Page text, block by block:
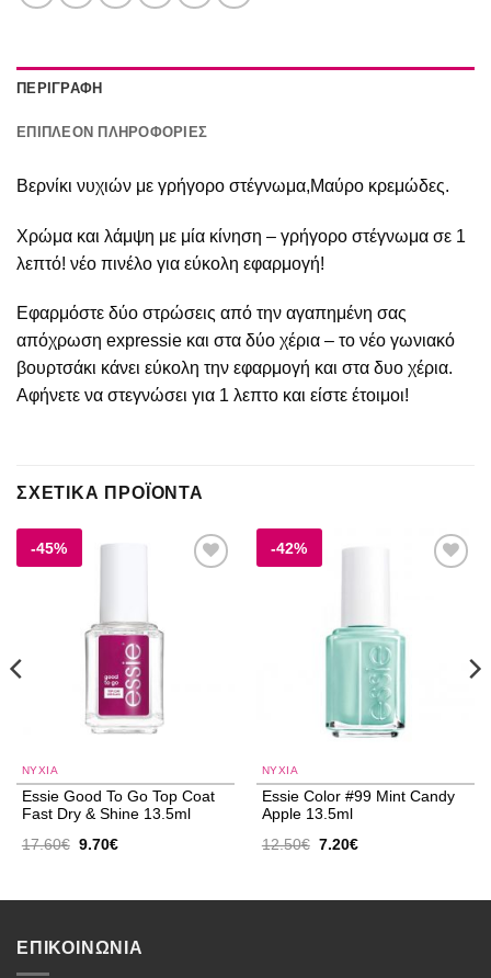
ΠΕΡΙΓΡΑΦΉ
ΕΠΙΠΛΈΟΝ ΠΛΗΡΟΦΟΡΊΕΣ
Βερνίκι νυχιών με γρήγορο στέγνωμα,Μαύρο κρεμώδες.
Χρώμα και λάμψη με μία κίνηση – γρήγορο στέγνωμα σε 1
λεπτό! νέο πινέλο για εύκολη εφαρμογή!
Εφαρμόστε δύο στρώσεις από την αγαπημένη σας
απόχρωση expressie και στα δύο χέρια – το νέο γωνιακό
βουρτσάκι κάνει εύκολη την εφαρμογή και στα δυο χέρια.
Αφήνετε να στεγνώσει για 1 λεπτο και είστε έτοιμοι!
ΣΧΕΤΙΚΆ ΠΡΟΪΌΝΤΑ
-45%
NYXIA
Essie Good To Go Top Coat
Fast Dry & Shine 13.5ml
17.60€ Original
9.70€Η
9.70€.
-42%
NYXIA
Essie Color #99 Mint Candy
Apple 13.5ml
12.50€ Original
7.20€Η
7.20€.
ΕΠΙΚΟΙΝΩΝΙΑ